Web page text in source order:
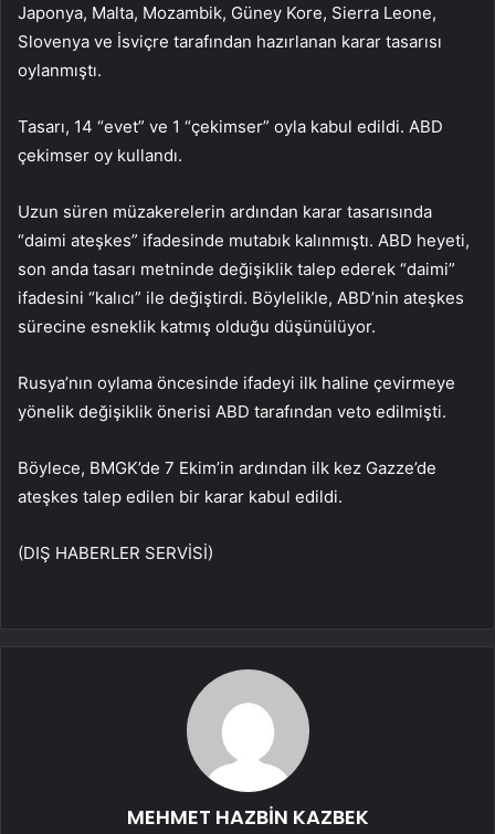
Japonya, Malta, Mozambik, Güney Kore, Sierra Leone,
Slovenya ve İsviçre tarafından hazırlanan karar tasarısı
oylanmıştı.
Tasarı, 14 “evet” ve 1 “çekimser” oyla kabul edildi. ABD
çekimser oy kullandı.
Uzun süren müzakerelerin ardından karar tasarısında
“daimi ateşkes” ifadesinde mutabık kalınmıştı. ABD heyeti,
son anda tasarı metninde değişiklik talep ederek “daimi”
ifadesini “kalıcı” ile değiştirdi. Böylelikle, ABD’nin ateşkes
sürecine esneklik katmış olduğu düşünülüyor.
Rusya’nın oylama öncesinde ifadeyi ilk haline çevirmeye
yönelik değişiklik önerisi ABD tarafından veto edilmişti.
Böylece, BMGK’de 7 Ekim’in ardından ilk kez Gazze’de
ateşkes talep edilen bir karar kabul edildi.
(DIŞ HABERLER SERVİSİ)
MEHMET HAZBİN KAZBEK